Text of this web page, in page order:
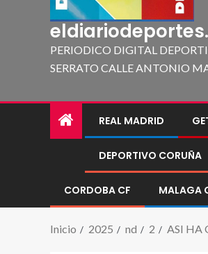
PERIODICO DIGITAL
SERRATO CALLE ANTONIO
REAL MADRID
DEPORTIVO CORUÑA
CORDOBA CF MALAGA
Inicio 2025 nd 2 ASI HA